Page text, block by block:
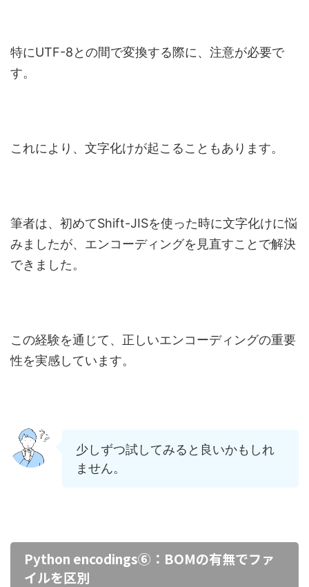
特にUTF-8との間で変換する際に、注意が必要で
す。
これにより、文字化けが起こることもあります。
筆者は、初めてShift-JISを使った時に文字化けに悩
みましたが、エンコーディングを見直すことで解決
できました。
この経験を通じて、正しいエンコーディングの重要
性を実感しています。
少しずつ試してみると良いかもしれ
ません。
Python encodings⑥：BOMの有無でファ
イルを区別